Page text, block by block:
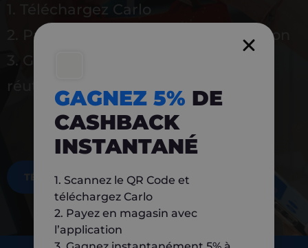
1. Téléchargez Carlo
2. Payez en magasin avec l’application
3. Gagnez instantanément 5 % à
réutiliser
TÉLÉCHARGEZ MAINTENANT
GAGNEZ 5% DE
CASHBACK
INSTANTANÉ
1. Scannez le QR Code et
téléchargez Carlo
2. Payez en magasin avec
l’application